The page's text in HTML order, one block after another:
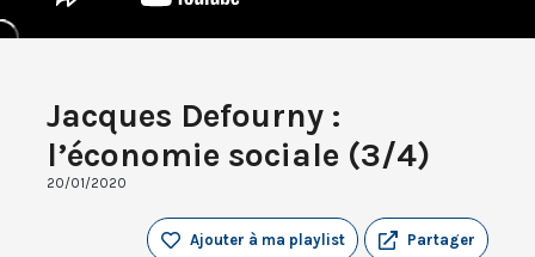
Jacques Defourny :
l’économie sociale (3/4)
20/01/2020
Partager
Ajouter à ma playlist